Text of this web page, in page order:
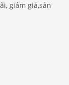
giảm giá,sản